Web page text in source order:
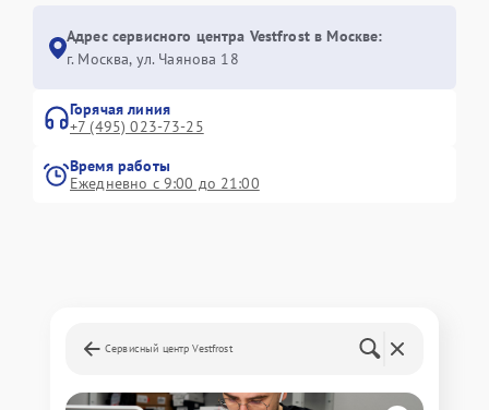
Адрес сервисного центра Vestfrost в Москве:
г. Москва, ул. Чаянова 18
Горячая линия
+7 (495) 023-73-25
Время работы
Ежедневно с 9:00 до 21:00
Сервисный центр Vestfrost